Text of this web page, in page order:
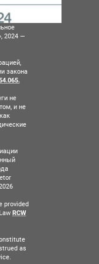
2024 —
закона
не
и не
provided
RCW
as